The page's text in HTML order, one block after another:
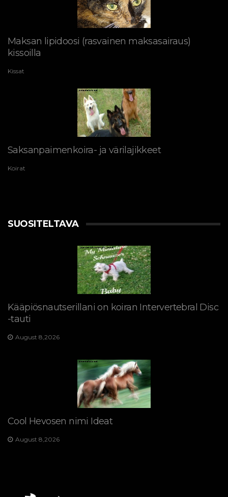
Maksan lipidoosi (rasvainen maksasairaus)
kissoilla
Kissat
Saksanpaimenkoira- ja värilajikkeet
Koirat
SUOSITELTAVA
Kääpiösnautserillani on koiran Intervertebral Disc
-tauti
August 8,2026
Cool Hevosen nimi Ideat
August 8,2026